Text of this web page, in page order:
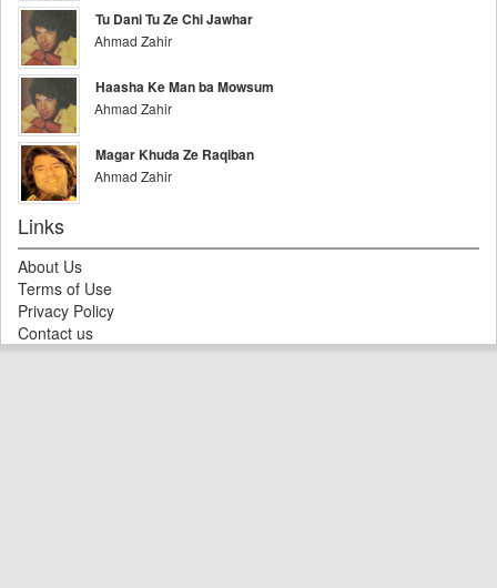
Tu Dani Tu Ze Chi Jawhar
Ahmad Zahir
Haasha Ke Man ba Mowsum
Ahmad Zahir
Magar Khuda Ze Raqiban
Ahmad Zahir
Links
About Us
Terms of Use
Privacy Policy
Contact us